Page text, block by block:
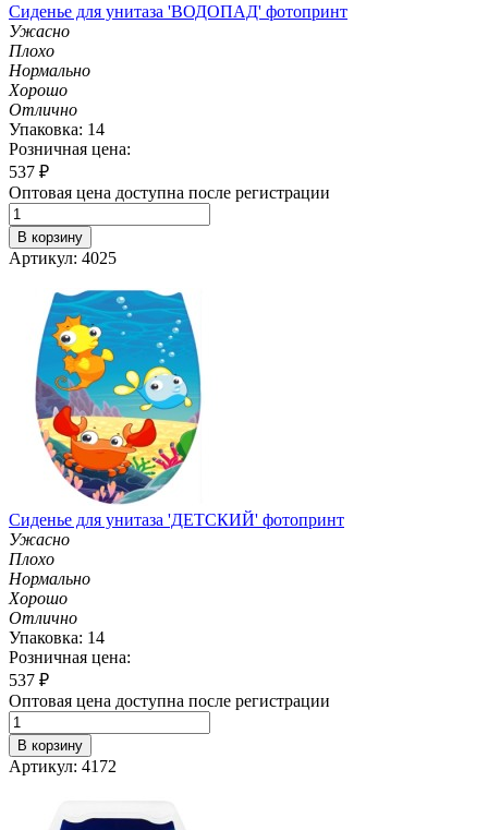
Сиденье для унитаза 'ВОДОПАД' фотопринт
Ужасно
Плохо
Нормально
Хорошо
Отлично
Упаковка: 14
Розничная цена:
537 ₽
Оптовая цена доступна после регистрации
В корзину
Артикул: 4025
Сиденье для унитаза 'ДЕТСКИЙ' фотопринт
Ужасно
Плохо
Нормально
Хорошо
Отлично
Упаковка: 14
Розничная цена:
537 ₽
Оптовая цена доступна после регистрации
В корзину
Артикул: 4172